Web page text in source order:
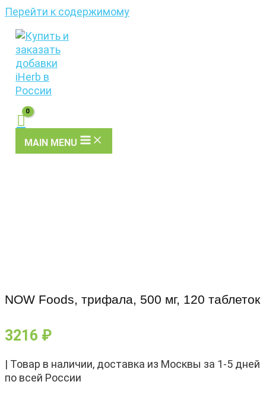
Перейти к содержимому
MAIN MENU
NOW Foods, трифала, 500 мг, 120 таблеток
3216 ₽
| Товар в наличии, доставка из Москвы за 1-5 дней
по всей России